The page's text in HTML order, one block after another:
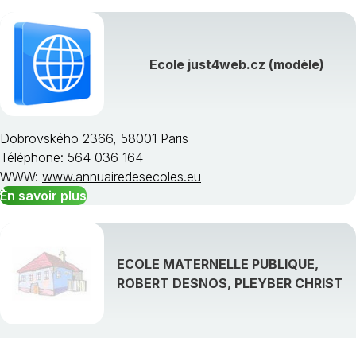
Ecole just4web.cz (modèle)
Dobrovského 2366, 58001 Paris
Téléphone: 564 036 164
WWW: www.annuairedesecoles.eu
En savoir plus
ECOLE MATERNELLE PUBLIQUE,
ROBERT DESNOS, PLEYBER CHRIST